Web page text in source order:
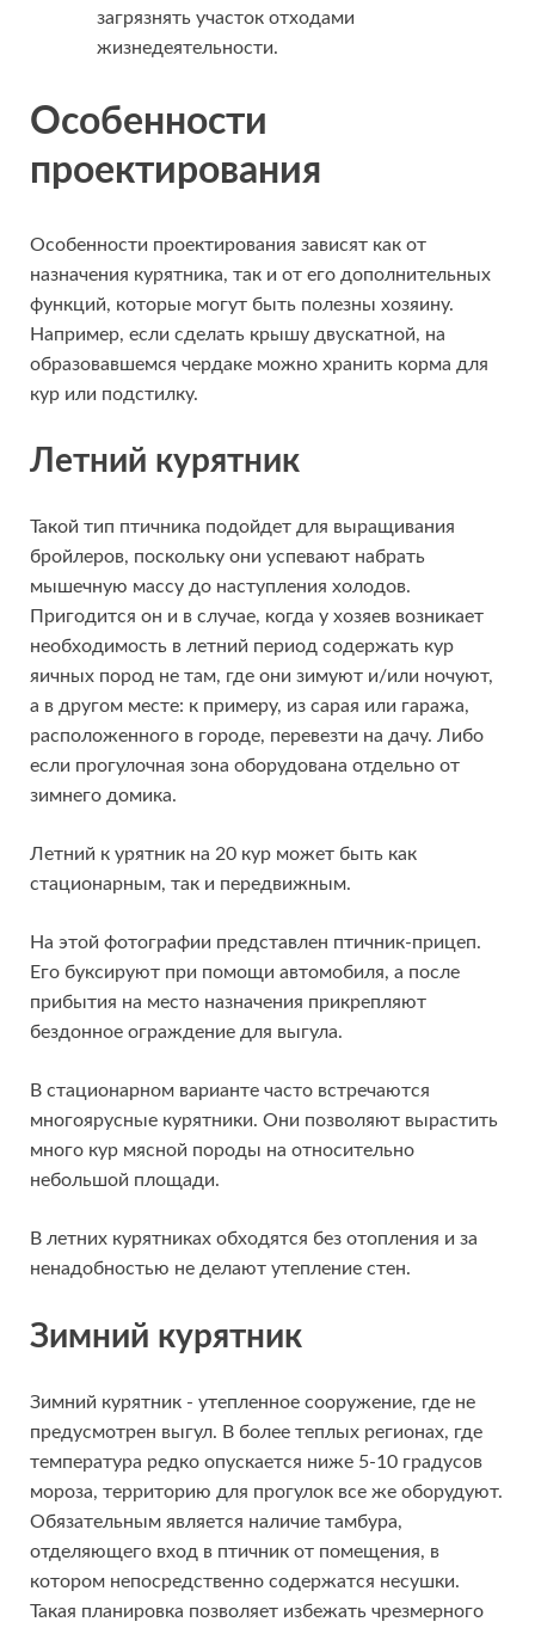
загрязнять участок отходами
жизнедеятельности.
Особенности
проектирования
Особенности проектирования зависят как от
назначения курятника, так и от его дополнительных
функций, которые могут быть полезны хозяину.
Например, если сделать крышу двускатной, на
образовавшемся чердаке можно хранить корма для
кур или подстилку.
Летний курятник
Такой тип птичника подойдет для выращивания
бройлеров, поскольку они успевают набрать
мышечную массу до наступления холодов.
Пригодится он и в случае, когда у хозяев возникает
необходимость в летний период содержать кур
яичных пород не там, где они зимуют и/или ночуют,
а в другом месте: к примеру, из сарая или гаража,
расположенного в городе, перевезти на дачу. Либо
если прогулочная зона оборудована отдельно от
зимнего домика.
Летний к урятник на 20 кур может быть как
стационарным, так и передвижным.
На этой фотографии представлен птичник-прицеп.
Его буксируют при помощи автомобиля, а после
прибытия на место назначения прикрепляют
бездонное ограждение для выгула.
В стационарном варианте часто встречаются
многоярусные курятники. Они позволяют вырастить
много кур мясной породы на относительно
небольшой площади.
В летних курятниках обходятся без отопления и за
ненадобностью не делают утепление стен.
Зимний курятник
Зимний курятник - утепленное сооружение, где не
предусмотрен выгул. В более теплых регионах, где
температура редко опускается ниже 5-10 градусов
мороза, территорию для прогулок все же оборудуют.
Обязательным является наличие тамбура,
отделяющего вход в птичник от помещения, в
котором непосредственно содержатся несушки.
Такая планировка позволяет избежать чрезмерного